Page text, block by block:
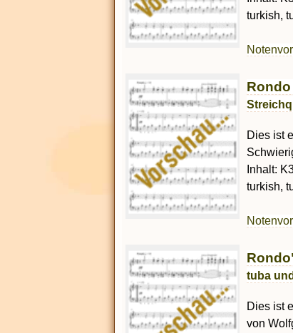
turkish,
Dies ist
Inhalt:
turkish,
tuba
Dies ist
von